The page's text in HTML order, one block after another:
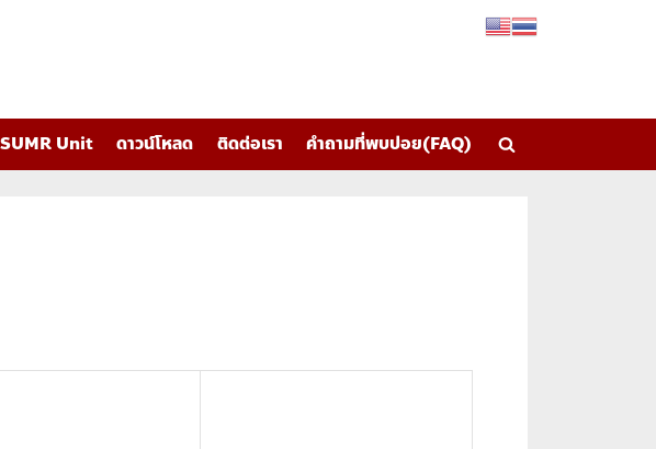
SUMR Unit ดาวน์โหลด ติดต่อเรา คำถามที่พบบ่อย(FAQ)
Toggle